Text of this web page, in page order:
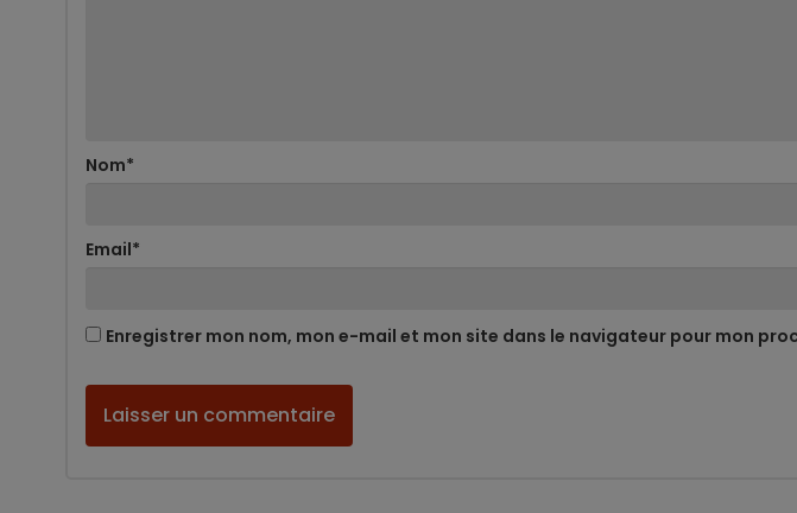
Nom*
Email*
Enregistrer mon nom, mon e-mail et mon site dans le navigateur pour mon